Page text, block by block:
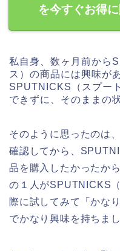
を今すぐお得
私自身、数ヶ月前から
ス）の商品には興味が
SPUTNICKS（スプー
できずに、そのままの
そのように思ったのは
確認してから、
品を購入したかったか
の１人がSPUTNICKS
際に試してみて「かな
でかなり興味を持ちまし